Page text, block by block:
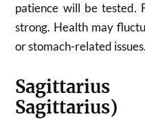
patience will be tested.
strong. Health may
or stomach-related issues.
Sagittarius)